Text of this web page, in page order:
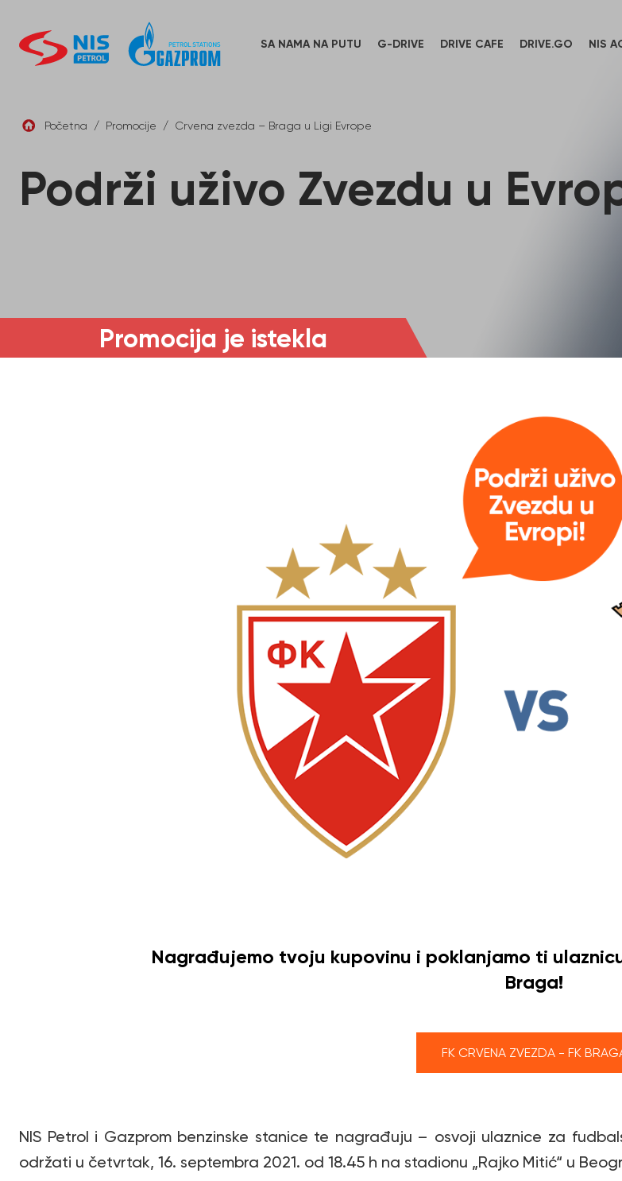
SA NAMA NA PUTU G-DRIVE DRIVE CAFE DRIVE.GO NIS
content
Promocija je istekla
Početna / Promocije / Crvena zvezda – Braga u Ligi Evrope
Podrži uživo Zvezdu u
Nagrađujemo tvoju kupovinu i poklanjamo ti
Braga!
FK CRVENA ZVEZDA - FK
NIS Petrol i Gazprom benzinske stanice te nagrađuju – osvoji ulaznice za
održati u četvrtak, 16. septembra 2021. od 18.45 h na stadionu „Rajko Mitić“ u